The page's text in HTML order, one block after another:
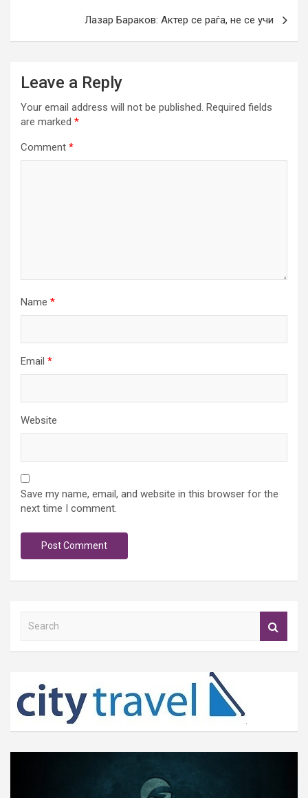
Лазар Бараков: Актер се раѓа, не се учи
Leave a Reply
Your email address will not be published. Required fields
are marked *
Comment *
Name *
Email *
Website
Save my name, email, and website in this browser for the
next time I comment.
h